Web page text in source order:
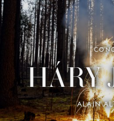
HÁRY
ALAIN